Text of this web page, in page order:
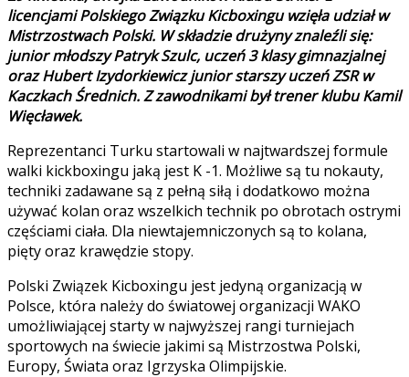
licencjami Polskiego Związku Kicboxingu wzięła udział w
Mistrzostwach Polski. W składzie drużyny znaleźli się:
junior młodszy Patryk Szulc, uczeń 3 klasy gimnazjalnej
oraz Hubert Izydorkiewicz junior starszy uczeń ZSR w
Kaczkach Średnich. Z zawodnikami był trener klubu Kamil
Więcławek.
Reprezentanci Turku startowali w najtwardszej formule
walki kickboxingu jaką jest K -1. Możliwe są tu nokauty,
techniki zadawane są z pełną siłą i dodatkowo można
używać kolan oraz wszelkich technik po obrotach ostrymi
częściami ciała. Dla niewtajemniczonych są to kolana,
pięty oraz krawędzie stopy.
Polski Związek Kicboxingu jest jedyną organizacją w
Polsce, która należy do światowej organizacji WAKO
umożliwiającej starty w najwyższej rangi turniejach
sportowych na świecie jakimi są Mistrzostwa Polski,
Europy, Świata oraz Igrzyska Olimpijskie.